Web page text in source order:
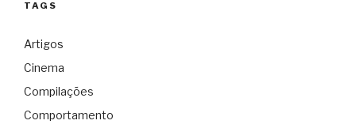
TAGS
Artigos
Cinema
Compilações
Comportamento